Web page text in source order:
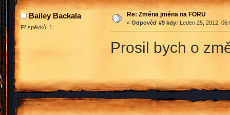
Bailey Backala
Příspěvků: 1
Re: Změna jména na FORU
« Odpověď #9 kdy: Leden 25, 2012,
Prosil bych o